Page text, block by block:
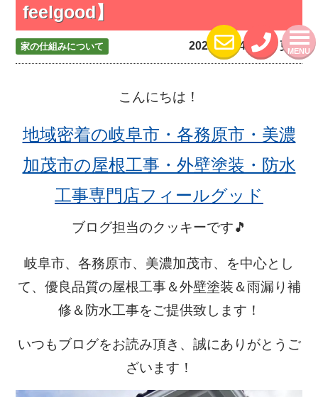
MENU
feelgood】
家の仕組みについて 2026.06.04 (Thu) 更新
こんにちは！
地域密着の岐阜市・各務原市・美濃
加茂市の屋根工事・外壁塗装・防水
工事専門店フィールグッド
ブログ担当のクッキーです🎵
岐阜市、各務原市、美濃加茂市、を中心とし
て、優良品質の屋根工事＆外壁塗装＆雨漏り補
修＆防水工事をご提供致します！
いつもブログをお読み頂き、誠にありがとうご
ざいます！